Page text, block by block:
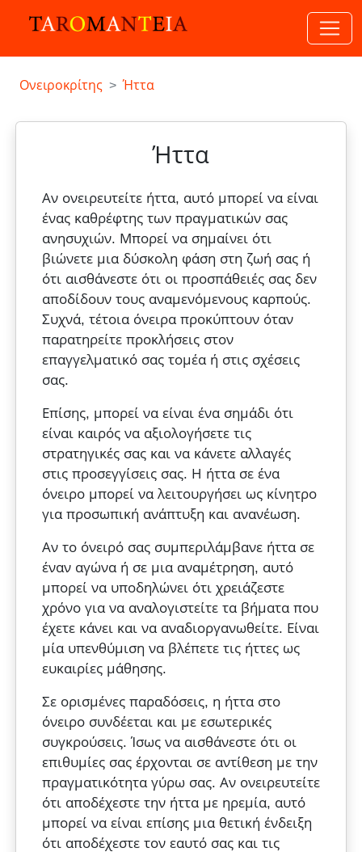
Ονειροκρίτης Ήττα
Ήττα
Αν ονειρευτείτε ήττα, αυτό μπορεί να είναι
ένας καθρέφτης των πραγματικών σας
ανησυχιών. Μπορεί να σημαίνει ότι
βιώνετε μια δύσκολη φάση στη ζωή σας ή
ότι αισθάνεστε ότι οι προσπάθειές σας δεν
αποδίδουν τους αναμενόμενους καρπούς.
Συχνά, τέτοια όνειρα προκύπτουν όταν
παρατηρείτε προκλήσεις στον
επαγγελματικό σας τομέα ή στις σχέσεις
σας.
Επίσης, μπορεί να είναι ένα σημάδι ότι
είναι καιρός να αξιολογήσετε τις
στρατηγικές σας και να κάνετε αλλαγές
στις προσεγγίσεις σας. Η ήττα σε ένα
όνειρο μπορεί να λειτουργήσει ως κίνητρο
για προσωπική ανάπτυξη και ανανέωση.
Αν το όνειρό σας συμπεριλάμβανε ήττα σε
έναν αγώνα ή σε μια αναμέτρηση, αυτό
μπορεί να υποδηλώνει ότι χρειάζεστε
χρόνο για να αναλογιστείτε τα βήματα που
έχετε κάνει και να αναδιοργανωθείτε. Είναι
μία υπενθύμιση να βλέπετε τις ήττες ως
ευκαιρίες μάθησης.
Σε ορισμένες παραδόσεις, η ήττα στο
όνειρο συνδέεται και με εσωτερικές
συγκρούσεις. Ίσως να αισθάνεστε ότι οι
επιθυμίες σας έρχονται σε αντίθεση με την
πραγματικότητα γύρω σας. Αν ονειρευτείτε
ότι αποδέχεστε την ήττα με ηρεμία, αυτό
μπορεί να είναι επίσης μια θετική ένδειξη
ότι αποδέχεστε τον εαυτό σας και τις